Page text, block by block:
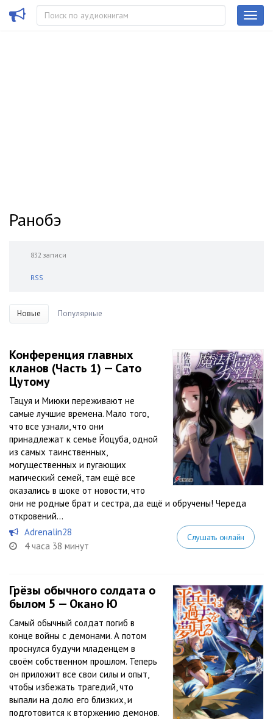
Ранобэ
832 записи
RSS
Новые Популярные
Конференция главных
кланов (Часть 1) — Сато
Цутому
Тацуя и Миюки переживают не
самые лучшие времена. Мало того,
что все узнали, что они
принадлежат к семье Йоцуба, одной
из самых таинственных,
могущественных и пугающих
магический семей, там ещё все
оказались в шоке от новости, что
они не родные брат и сестра, да ещё и обручены! Череда
откровений...
Adrenalin28
4 часа 38 минут
Слушать онлайн
Грёзы обычного солдата о
былом 5 — Окано Ю
Самый обычный солдат погиб в
конце войны с демонами. А потом
проснулся будучи младенцем в
своём собственном прошлом. Теперь
он приложит все свои силы и опыт,
чтобы избежать трагедий, что
выпали на долю его близких, и
подготовится к вторжению демонов.